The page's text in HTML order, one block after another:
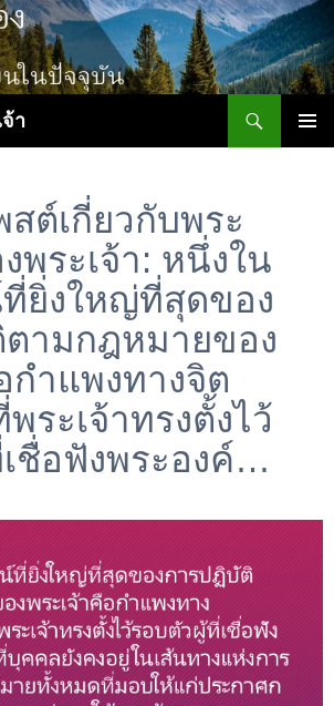
า
สต์เกี่ยวกับพระ
ระเจ้า: หนึ่งใน
ยิ่งใหญ่ที่สุดของ
ามกฎหมายของ
กำแพงทางจิต
ะเจ้าทรงตั้งไว้
ชื่อฟังพระองค์…